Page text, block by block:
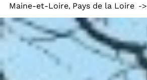
Maine-et-Loire, Pays de la Loire ->